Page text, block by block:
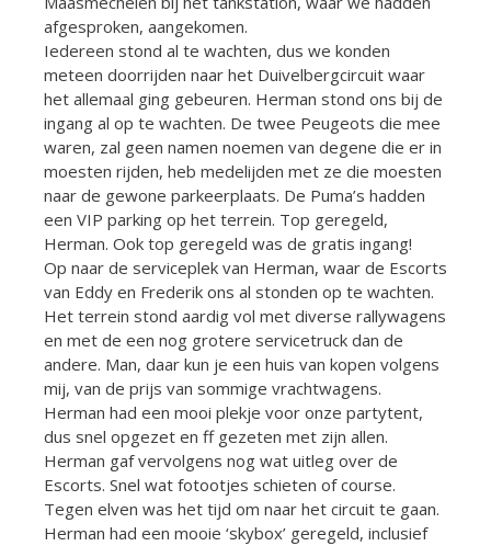
afgesproken, aangekomen.
Iedereen stond al te wachten, dus we konden
meteen doorrijden naar het Duivelbergcircuit waar
het allemaal ging gebeuren. Herman stond ons bij de
ingang al op te wachten. De twee Peugeots die mee
waren, zal geen namen noemen van degene die er in
moesten rijden, heb medelijden met ze die moesten
naar de gewone parkeerplaats. De Puma’s hadden
een VIP parking op het terrein. Top geregeld,
Herman. Ook top geregeld was de gratis ingang!
Op naar de serviceplek van Herman, waar de Escorts
van Eddy en Frederik ons al stonden op te wachten.
Het terrein stond aardig vol met diverse rallywagens
en met de een nog grotere servicetruck dan de
andere. Man, daar kun je een huis van kopen volgens
mij, van de prijs van sommige vrachtwagens.
Herman had een mooi plekje voor onze partytent,
dus snel opgezet en ff gezeten met zijn allen.
Herman gaf vervolgens nog wat uitleg over de
Escorts. Snel wat fotootjes schieten of course.
Tegen elven was het tijd om naar het circuit te gaan.
Herman had een mooie ‘skybox’ geregeld, inclusief